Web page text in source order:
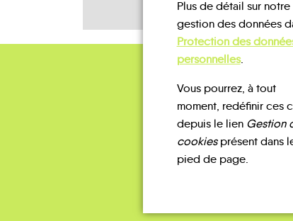
Plus de détail sur notre
gestion des données
Protection des
personnelles.
Vous pourrez, à tout
moment, redéfinir ces
depuis le lien Gestion
cookiesprésent dans
pied de page.